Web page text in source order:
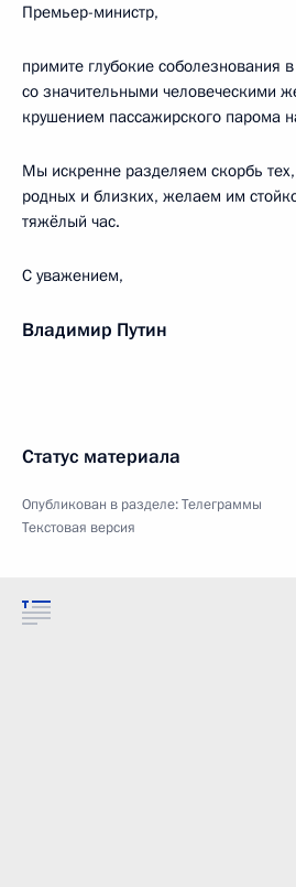
Премьер-министр,
примите глубокие соболезнования
со значительными человеческими
крушением пассажирского парома
Мы искренне разделяем скорбь
родных и близких, желаем им
тяжёлый час.
С уважением,
Владимир Путин
Статус материала
Опубликован в разделе:Телеграммы
Текстовая версия